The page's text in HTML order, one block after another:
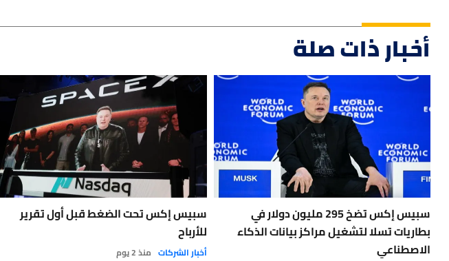
أخبار ذات صلة
سبيس إكس تضخ 295 مليون دولار في
بطاريات تسلا لتشغيل مراكز بيانات الذكاء
الاصطناعي
سبيس إكس تحت الضغط قبل أول تقرير
للأرباح
أخبار الشركات منذ 2 يوم